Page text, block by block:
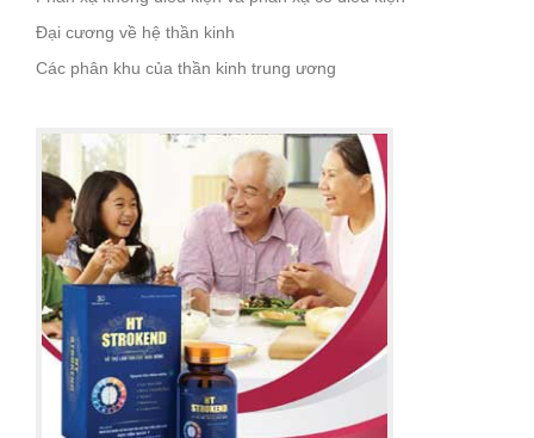
Đại cương về hệ thần kinh
Các phân khu của thần kinh trung ương